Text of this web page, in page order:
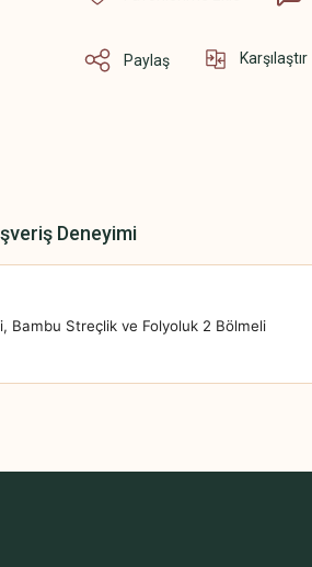
Paylaş Karşılaştır
Deneyimi
Bambu Streçlik ve Folyoluk 2 Bölmeli
ilk yorumu siz yapın!